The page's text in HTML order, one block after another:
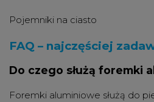
Pojemniki na ciasto
FAQ – najczęściej
Do czego służą foremki
Foremki aluminiowe służą do